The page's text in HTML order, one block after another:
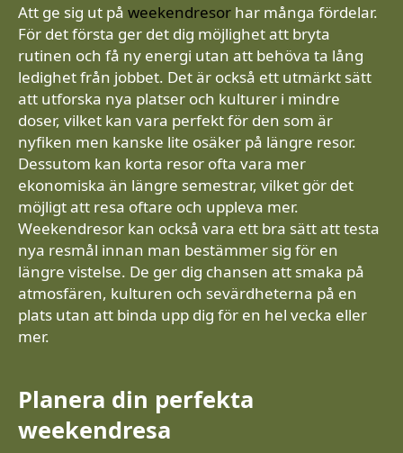
Att ge sig ut på weekendresor har många fördelar.
För det första ger det dig möjlighet att bryta
rutinen och få ny energi utan att behöva ta lång
ledighet från jobbet. Det är också ett utmärkt sätt
att utforska nya platser och kulturer i mindre
doser, vilket kan vara perfekt för den som är
nyfiken men kanske lite osäker på längre resor.
Dessutom kan korta resor ofta vara mer
ekonomiska än längre semestrar, vilket gör det
möjligt att resa oftare och uppleva mer.
Weekendresor kan också vara ett bra sätt att testa
nya resmål innan man bestämmer sig för en
längre vistelse. De ger dig chansen att smaka på
atmosfären, kulturen och sevärdheterna på en
plats utan att binda upp dig för en hel vecka eller
mer.
Planera din perfekta
weekendresa